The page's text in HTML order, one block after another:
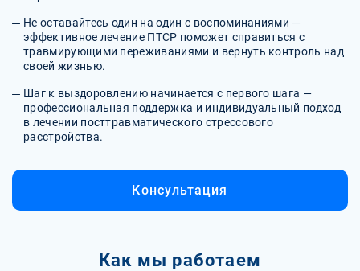
Не оставайтесь один на один с воспоминаниями —
эффективное лечение ПТСР поможет справиться с
травмирующими переживаниями и вернуть контроль над
своей жизнью.
Шаг к выздоровлению начинается с первого шага —
профессиональная поддержка и индивидуальный подход
в лечении посттравматического стрессового
расстройства.
Консультация
Как мы работаем